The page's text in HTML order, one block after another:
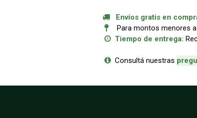
Envíos gratis en
Para montos menores
Tiempo de entrega:
Consultá nuestras p